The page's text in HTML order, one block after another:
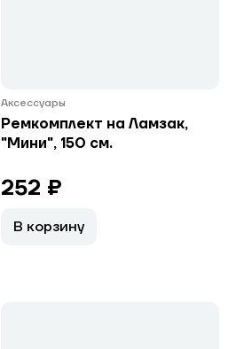
Аксессуары
Ремкомплект на Ламзак,
"Мини", 150 см.
252 ₽
В корзину